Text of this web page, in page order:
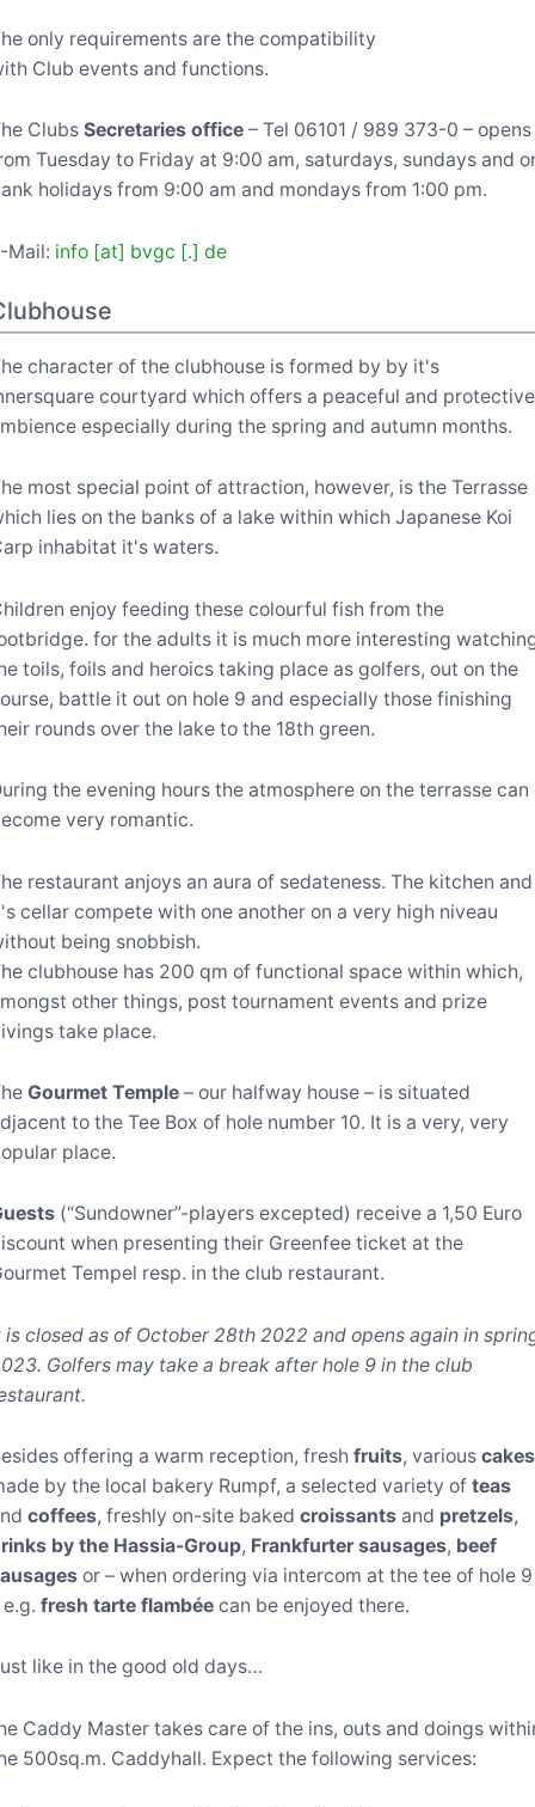
only requirements are the compatibility
Club events and functions.
ClubsSecretaries office – Tel 06101 / 989 373-0 – opens
Tuesday to Friday at 9:00 am, saturdays, sundays and
holidays from 9:00 am and mondays from 1:00 pm.
Mail: info [at] bvgc [.] de
character of the clubhouse is formed by by it's
courtyard which offers a peaceful and protective
especially during the spring and autumn months.
most special point of attraction, however, is the Terrasse
lies on the banks of a lake within which Japanese Koi
inhabitat it's waters.
enjoy feeding these colourful fish from the
for the adults it is much more interesting
toils, foils and heroics taking place as golfers, out on the
battle it out on hole 9 and especially those finishing
rounds over the lake to the 18th green.
the evening hours the atmosphere on the terrasse can
very romantic.
restaurant anjoys an aura of sedateness. The kitchen and
cellar compete with one another on a very high niveau
being snobbish.
clubhouse has 200 qm of functional space within which,
other things, post tournament events and prize
take place.
Gourmet Temple – our halfway house – is situated
to the Tee Box of hole number 10. It is a very, very
place.
(“Sundowner”-players excepted) receive a 1,50 Euro
when presenting their Greenfee ticket at the
Tempel resp. in the club restaurant.
is closed as of October 28th 2022 and opens again in
Golfers may take a break after hole 9 in the club
offering a warm reception, freshfruits, variouscakes
by the local bakery Rumpf, a selected variety ofteas
coffees, freshly on-site bakedcroissants and pretzels,
by the Hassia-Group, Frankfurter sausages, beef
or – when ordering via intercom at the tee of hole 9
e.g.fresh tarte flambée can be enjoyed there.
like in the good old days…
Caddy Master takes care of the ins, outs and doings
500sq.m. Caddyhall. Expect the following services: